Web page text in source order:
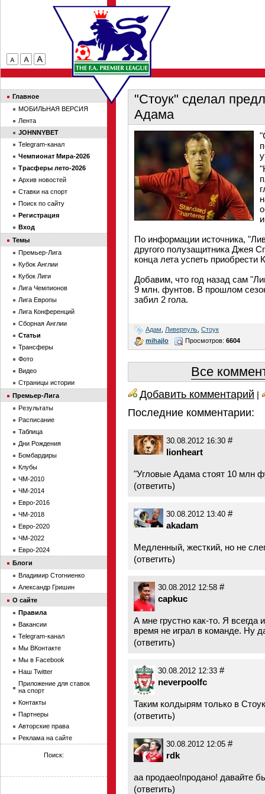
"Стоук" сделал
Адама
По информации источника,
другого полузащитника Джея
конца лета успеть
Добавим, что год назад сам
9 млн. фунтов. В прошлом
забил 2 гола.
Адам Ливерпуль Стоук
mihajlo
Просмотров: 6604
Все
Добавить комментарий |
Последние комментарии:
30.08.2012 16:30 #
lionheart
"Угловые Адама стоят 10 млн
(ответить)
30.08.2012 13:40 #
akadam
Медленный, жесткий, но не
(ответить)
30.08.2012 12:58 #
capkuc
А мне грустно как-то. Я
время не играл в команде. Ну
(ответить)
30.08.2012 12:33 #
neverpoolfc
Таким колдырям только в
(ответить)
30.08.2012 12:05 #
rdk
аа продаео!продано! давайте
(ответить)
Главное
МОБИЛЬНАЯ ВЕРСИЯ
Лента
JOHNNYBET
Telegram-канал
Чемпионат Мира-2026
Трасферы лето-2026
Архив новостей
Ставки на спорт
Поиск по сайту
Регистрация
Вход
Темы
Премьер-Лига
Кубок Англии
Кубок Лиги
Лига Чемпионов
Лига Европы
Лига Конференций
Сборная Англии
Статьи
Трансферы
Фото
Видео
Страницы истории
Премьер-Лига
Результаты
Расписание
Таблица
Дни Рождения
Бомбардиры
Клубы
ЧМ-2010
ЧМ-2014
Евро-2016
ЧМ-2018
Евро-2020
ЧМ-2022
Евро-2024
Блоги
Владимир Стогниенко
Александр Гришин
О сайте
Правила
Вакансии
Telegram-канал
Мы ВКонтакте
Мы в Facebook
Наш Twitter
Приложение для ставок
на спорт
Контакты
Партнеры
Авторские права
Реклама на сайте
Поиск: